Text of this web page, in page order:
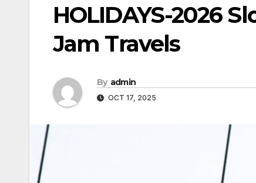
HOLIDAYS-2026
Jam Travels
By admin
OCT 17, 2025